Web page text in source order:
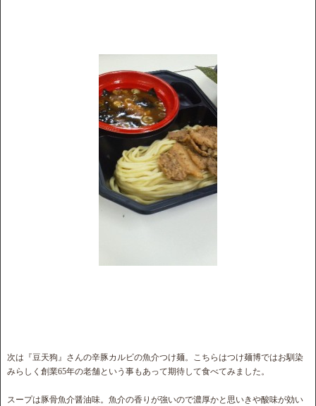
次は『豆天狗』さんの辛豚カルビの魚介つけ麺。こちらはつけ麺博ではお馴染
みらしく創業65年の老舗という事もあって期待して食べてみました。
スープは豚骨魚介醤油味。魚介の香りが強いので濃厚かと思いきや酸味が効い